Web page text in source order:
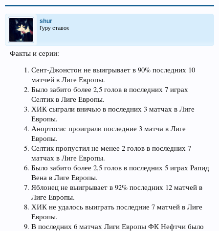
shur
Гуру ставок
Факты и серии:
Сент-Джонстон не выигрывает в 90% последних 10
матчей в Лиге Европы.
Было забито более 2,5 голов в последних 7 играх
Селтик в Лиге Европы.
ХИК сыграли вничью в последних 3 матчах в Лиге
Европы.
Анортосис проиграли последние 3 матча в Лиге
Европы.
Селтик пропустил не менее 2 голов в последних 7
матчах в Лиге Европы.
Было забито более 2,5 голов в последних 5 играх Рапид
Вена в Лиге Европы.
Яблонец не выигрывает в 92% последних 12 матчей в
Лиге Европы.
ХИК не удалось выиграть последние 7 матчей в Лиге
Европы.
В последних 6 матчах Лиги Европы ФК Нефтчи было